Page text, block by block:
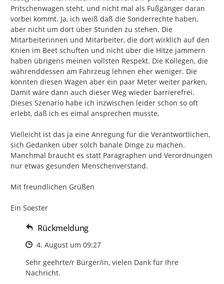
Pritschenwagen steht, und nicht mal als Fußgänger daran
vorbei kommt. Ja, ich weiß daß die Sonderrechte haben,
aber nicht um dort über Stunden zu stehen. Die
Mitarbeiterinnen und Mitarbeiter, die dort wirklich auf den
Knien im Beet schuften und nicht über die Hitze jammern
haben übrigens meinen vollsten Respekt. Die Kollegen, die
währenddessen am Fahrzeug lehnen eher weniger. Die
könnten diesen Wagen aber ein paar Meter weiter parken,
Damit wäre dann auch dieser Weg wieder barrierefrei.
Dieses Szenario habe ich inzwischen leider schon so oft
erlebt, daß ich es eimal ansprechen musste.
Vielleicht ist das ja eine Anregung für die Verantwortlichen,
sich Gedanken über solch banale Dinge zu machen.
Manchmal braucht es statt Paragraphen und Verordnungen
nur etwas gesunden Menschenverstand.
Mit freundlichen Grüßen
Ein Soester
Rückmeldung
Zeitpunkt des Erstellens
4. August um 09:27
Sehr geehrte/r Bürger/in, vielen Dank für Ihre
Nachricht.